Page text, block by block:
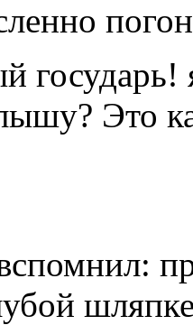
государь!
Это